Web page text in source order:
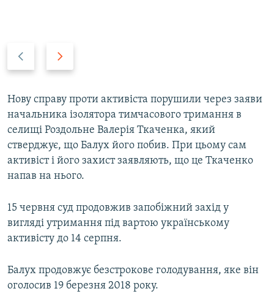
v
i
o
u
s
s
i
d
e
t
s
l
i
d
e
Нову справу проти активіста порушили через заяви
начальника ізолятора тимчасового тримання в
селищі Роздольне Валерія Ткаченка, який
стверджує, що Балух його побив. При цьому сам
активіст і його захист заявляють, що це Ткаченко
напав на нього.
15 червня суд продовжив запобіжний захід у
вигляді утримання під вартою українському
активісту до 14 серпня.
Балух продовжує безстрокове голодування, яке він
оголосив 19 березня 2018 року.